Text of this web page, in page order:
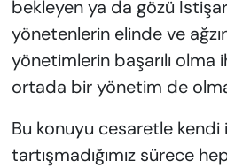
bekleyen ya da gözü
yönetenlerin elinde ve
yönetimlerin başarılı
ortada bir yönetim de
Bu konuyu cesaretle kendi
tartışmadığımız sürece